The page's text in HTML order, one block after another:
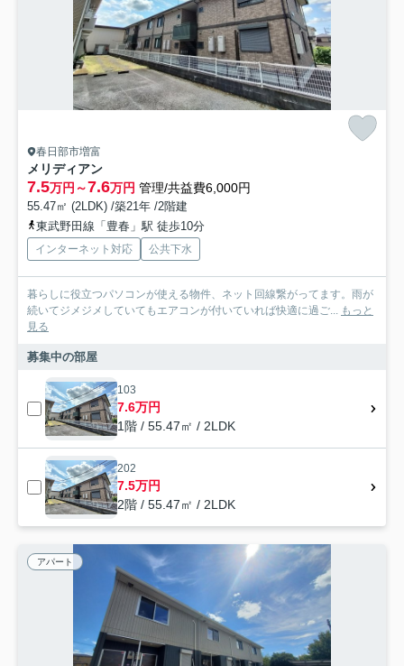
春日部市増富
メリディアン
7.5万円～7.6万円 管理/共益費6,000円
55.47㎡ (2LDK) /築21年 /2階建
東武野田線「豊春」駅 徒歩10分
インターネット対応 公共下水
暮らしに役立つパソコンが使える物件、ネット回線繋がってます。雨が
続いてジメジメしていてもエアコンが付いていれば快適に過ご... もっと
見る
募集中の部屋
103
7.6万円
1階 / 55.47㎡ / 2LDK
202
7.5万円
2階 / 55.47㎡ / 2LDK
アパート